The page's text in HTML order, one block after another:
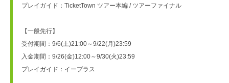
プレイガイド：TicketTown ツアー本編 / ツアーファイナル
【一般先行】
受付期間：9/6(土)21:00～9/22(月)23:59
入金期間：9/26(金)12:00～9/30(火)23:59
プレイガイド：イープラス